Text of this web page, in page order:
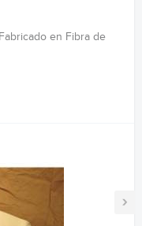
›
en Fibra de